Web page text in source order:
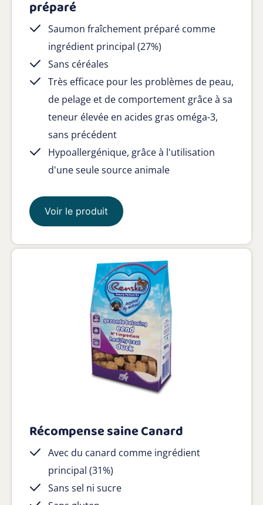
préparé
Saumon fraîchement préparé comme
ingrédient principal (27%)
Sans céréales
Très efficace pour les problèmes de peau,
de pelage et de comportement grâce à sa
teneur élevée en acides gras oméga-3,
sans précédent
Hypoallergénique, grâce à l'utilisation
d'une seule source animale
Voir le produit
Récompense saine Canard
Avec du canard comme ingrédient
principal (31%)
Sans sel ni sucre